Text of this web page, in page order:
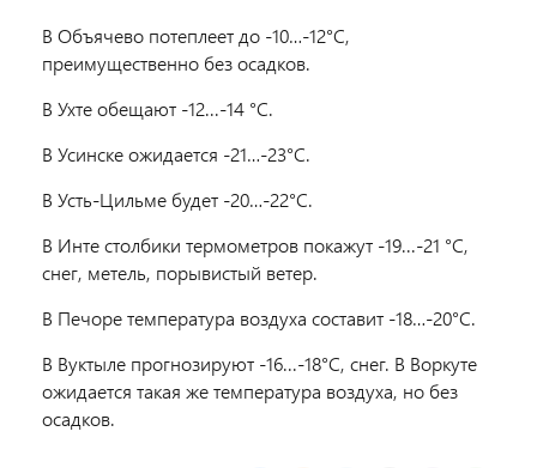
В Объячево потеплеет до -10…-12°C,
преимущественно без осадков.
В Ухте обещают -12...-14 °C.
В Усинске ожидается -21…-23°C.
В Усть-Цильме будет -20…-22°C.
В Инте столбики термометров покажут -19...-21 °C,
снег, метель, порывистый ветер.
В Печоре температура воздуха составит -18…-20°C.
В Вуктыле прогнозируют -16...-18°C, снег. В Воркуте
ожидается такая же температура воздуха, но без
осадков.